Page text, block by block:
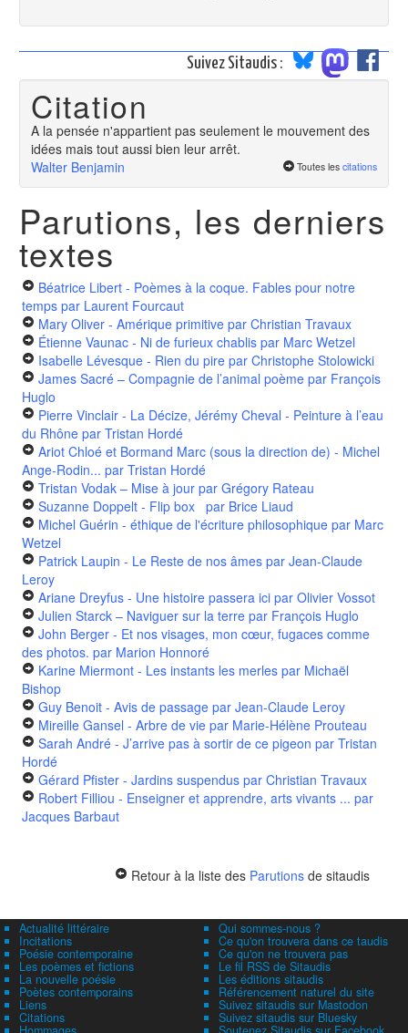
Suivez Sitaudis :
Citation
A la pensée n'appartient pas seulement le mouvement des
idées mais tout aussi bien leur arrêt.
Walter Benjamin
Toutes les citations
Parutions, les derniers
textes
Béatrice Libert - Poèmes à la coque. Fables pour notre
temps par Laurent Fourcaut
Mary Oliver - Amérique primitive par Christian Travaux
Étienne Vaunac - Ni de furieux chablis par Marc Wetzel
Isabelle Lévesque - Rien du pire par Christophe Stolowicki
James Sacré – Compagnie de l’animal poème par François
Huglo
Pierre Vinclair - La Décize, Jérémy Cheval - Peinture à l’eau
du Rhône par Tristan Hordé
Ariot Chloé et Bormand Marc (sous la direction de) - Michel
Ange-Rodin... par Tristan Hordé
Tristan Vodak – Mise à jour par Grégory Rateau
Suzanne Doppelt - Flip box par Brice Liaud
Michel Guérin - éthique de l'écriture philosophique par Marc
Wetzel
Patrick Laupin - Le Reste de nos âmes par Jean-Claude
Leroy
Ariane Dreyfus - Une histoire passera ici par Olivier Vossot
Julien Starck – Naviguer sur la terre par François Huglo
John Berger - Et nos visages, mon cœur, fugaces comme
des photos. par Marion Honnoré
Karine Miermont - Les instants les merles par Michaël
Bishop
Guy Benoit - Avis de passage par Jean-Claude Leroy
Mireille Gansel - Arbre de vie par Marie-Hélène Prouteau
Sarah André - J’arrive pas à sortir de ce pigeon par Tristan
Hordé
Gérard Pfister - Jardins suspendus par Christian Travaux
Robert Filliou - Enseigner et apprendre, arts vivants ... par
Jacques Barbaut
Retour à la liste des Parutions de sitaudis
Actualité littéraire
Incitations
Poésie contemporaine
Les poèmes et fictions
La nouvelle poésie
Poètes contemporains
Liens
Citations
Qui sommes-nous ?
Ce qu'on trouvera dans ce taudis
Ce qu'on ne trouvera pas
Le fil RSS de Sitaudis
Les éditions sitaudis
Référencement naturel du site
Suivez sitaudis sur Mastodon
Suivez sitaudis sur Bluesky